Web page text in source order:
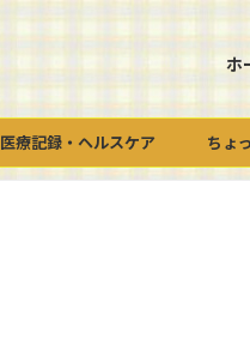
ホ
医療記録・ヘルスケア ちょ